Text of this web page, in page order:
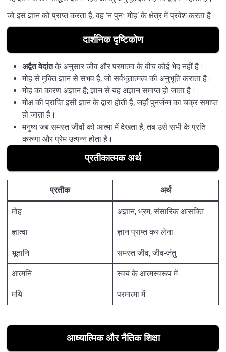
जो इस ज्ञान को प्राप्त करता है, वह ‘न पुनः मोह’ के क्षेत्र में प्रवेश करता है।
दार्शनिक दृष्टिकोण
अद्वैत वेदांतके अनुसार जीव और परमात्मा के बीच कोई भेद नहीं है।
मोह से मुक्ति ज्ञान से संभव है, जो सर्वभूतात्मत्व की अनुभूति कराता है।
मोह का कारण अज्ञान है; ज्ञान से यह अज्ञान समाप्त हो जाता है।
मोक्ष की प्राप्ति इसी ज्ञान के द्वारा होती है, जहाँ पुनर्जन्म का चक्र समाप्त
हो जाता है।
मनुष्य जब समस्त जीवों को आत्मा में देखता है, तब उसे सभी के प्रति
करुणा और प्रेम उत्पन्न होता है।
प्रतीकात्मक अर्थ
प्रतीक अर्थ
मोह अज्ञान, भ्रम, संसारिक आसक्ति
ज्ञात्वा ज्ञान प्राप्त कर लेना
भूतानि समस्त जीव, जीव-जंतु
आत्मनि स्वयं के आत्‍मस्वरूप में
मयि परमात्मा में
आध्यात्मिक और नैतिक शिक्षा